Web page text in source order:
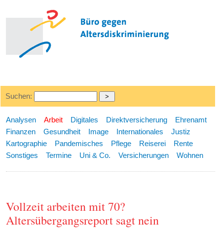
Suchen:
Analysen Arbeit Digitales Direktversicherung
Ehrenamt
Finanzen
Gesundheit Image Internationales
Justiz
Kartographie
Pandemisches Pflege Reiserei
Rente
Sonstiges
Termine Uni & Co. Versicherungen Wohnen
Vollzeit arbeiten mit 70?
Altersübergangsreport sagt nein